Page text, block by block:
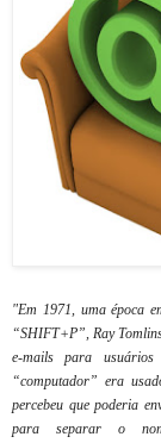
"Em 1971, uma época
“SHIFT+P”, Ray
e-mails para
“computador” era
percebeu que poderia
para separar o